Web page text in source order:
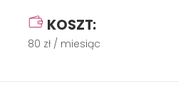
KOSZT:
80 zł / miesiąc